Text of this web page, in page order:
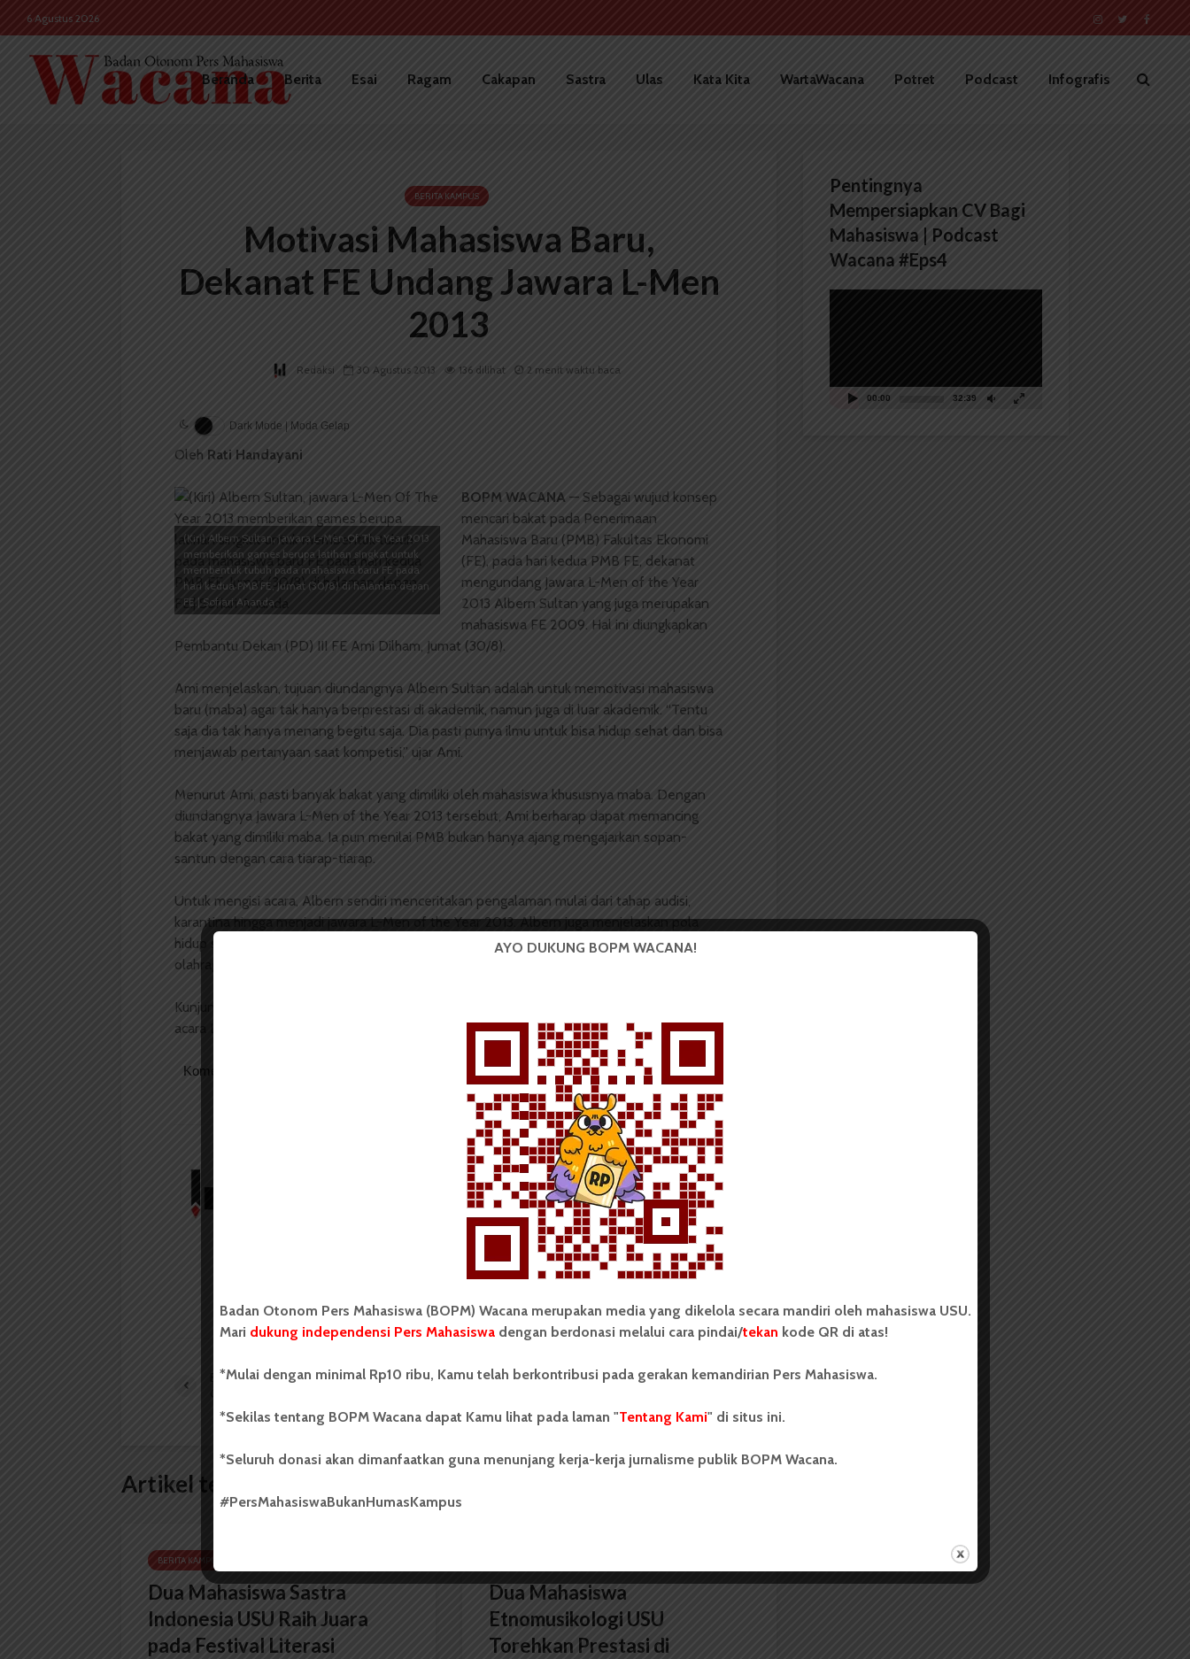
6 Agustus 2026
Beranda Berita Esai Ragam Cakapan Sastra Ulas Kata Kita WartaWacana Potret Podcast Infografis
BERITA KAMPUS
Motivasi Mahasiswa Baru,
Dekanat FE Undang Jawara L-Men
2013
Redaksi 30 Agustus 2013 136 dilihat 2 menit waktu baca
Dark Mode | Moda Gelap
Oleh Rati Handayani
(Kiri) Albern Sultan, jawara L-Men Of The Year 2013
memberikan games berupa latihan singkat untuk
membentuk tubuh pada mahasiswa baru FE pada
hari kedua PMB FE, Jumat (30/8) di halaman depan
FE.| Sofiari Ananda
BOPM WACANA — Sebagai wujud konsep
mencari bakat pada Penerimaan
Mahasiswa Baru (PMB) Fakultas Ekonomi
(FE), pada hari kedua PMB FE, dekanat
mengundang Jawara L-Men of the Year
2013 Albern Sultan yang juga merupakan
mahasiswa FE 2009. Hal ini diungkapkan
Pembantu Dekan (PD) III FE Ami Dilham, Jumat (30/8).
Ami menjelaskan, tujuan diundangnya Albern Sultan adalah untuk memotivasi mahasiswa
baru (maba) agar tak hanya berprestasi di akademik, namun juga di luar akademik. “Tentu
saja dia tak hanya menang begitu saja. Dia pasti punya ilmu untuk bisa hidup sehat dan bisa
menjawab pertanyaan saat kompetisi,” ujar Ami.
Menurut Ami, pasti banyak bakat yang dimiliki oleh mahasiswa khususnya maba. Dengan
diundangnya Jawara L-Men of the Year 2013 tersebut, Ami berharap dapat memancing
bakat yang dimiliki maba. Ia pun menilai PMB bukan hanya ajang mengajarkan sopan-
santun dengan cara tiarap-tiarap.
Untuk mengisi acara, Albern sendiri menceritakan pengalaman mulai dari tahap audisi,
karantina hingga menjadi jawara L-Men of the Year 2013. Albern juga menjelaskan pola
hidup sehat untuk meraih tubuh
dengan nutrisi yang baik, tidur yang cukup dan
olahraga yang teratur.
Kunjungan Albern kali ini bersama dengan Komunitas L-Men Kota Medan dalam rangkaian
acara L-Men Goes to Campus.
Komentar Facebook Anda
Badan Otonom Pers Mahasiswa (BOPM) Wacana merupakan pers
mahasiswa yang berdiri di luar kampus dan dikelola secara mandiri oleh
mahasiswa Universitas Sumatera Utara (USU).
Bus Kampus Tak Miliki Jadwal
PMB Teknik Wajibkan Maba Bawa
Artikel terkait lain
BERITA KAMPUS
Dua Mahasiswa Sastra
Indonesia USU Raih Juara
pada Festival Literasi
Dua Mahasiswa
Etnomusikologi USU
Torehkan Prestasi di
Pentingnya
Mempersiapkan CV Bagi
Mahasiswa | Podcast
Wacana #Eps4
00:00 32:39
AYO DUKUNG BOPM WACANA!
Badan Otonom Pers Mahasiswa (BOPM) Wacana merupakan media yang dikelola secara mandiri oleh mahasiswa USU.
Mari dukung independensi Pers Mahasiswadengan berdonasi melalui cara pindai/tekan kode QR di atas!
*Mulai dengan minimal Rp10 ribu, Kamu telah berkontribusi pada gerakan kemandirian Pers Mahasiswa.
*Sekilas tentang BOPM Wacana dapat Kamu lihat pada laman "Tentang Kami" di situs ini.
*Seluruh donasi akan dimanfaatkan guna menunjang kerja-kerja jurnalisme publik BOPM Wacana.
#PersMahasiswaBukanHumasKampus